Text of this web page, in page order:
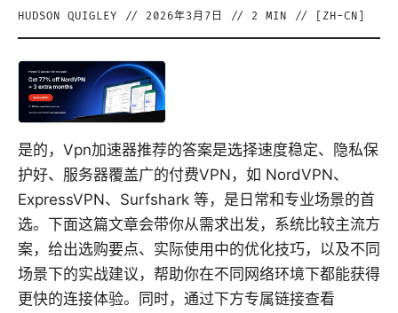
HUDSON QUIGLEY // 2026年3月7日 // 2 MIN // [ ZH-CN
是的，Vpn加速器推荐的答案是选择速度稳定、隐私保
护好、服务器覆盖广的付费VPN，如 NordVPN、
ExpressVPN、Surfshark 等，是日常和专业场景的首
选。下面这篇文章会带你从需求出发，系统比较主流方
案，给出选购要点、实际使用中的优化技巧，以及不同
场景下的实战建议，帮助你在不同网络环境下都能获得
更快的连接体验。同时，通过下方专属链接查看